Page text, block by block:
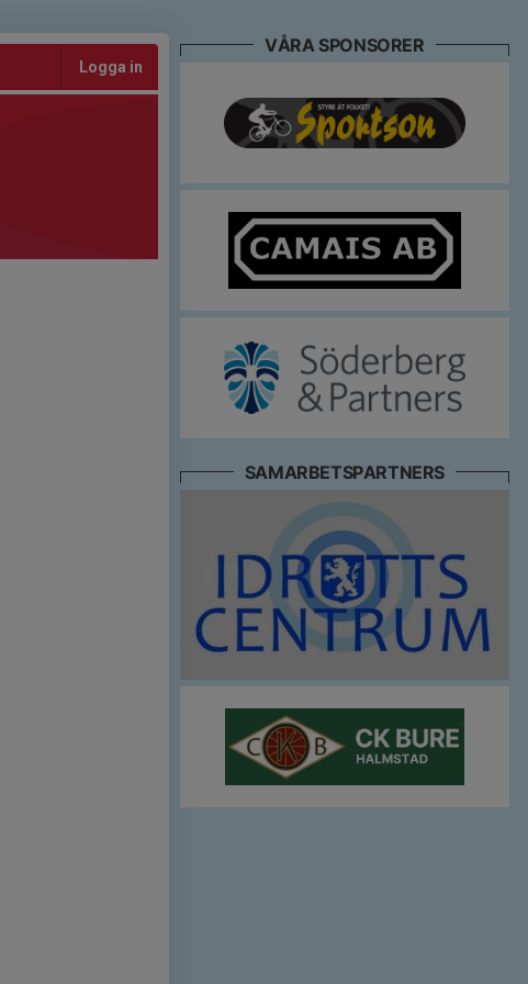
Logga in
VÅRA SPONSORER
SAMARBETSPARTNERS